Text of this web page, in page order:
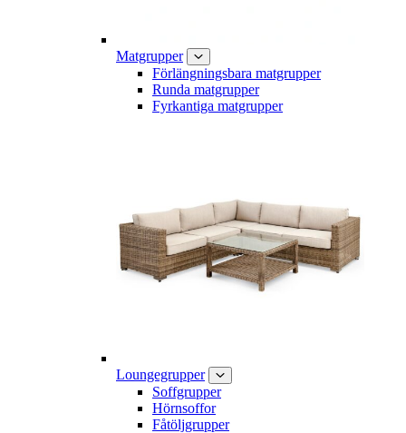
Matgrupper
Förlängningsbara matgrupper
Runda matgrupper
Fyrkantiga matgrupper
Loungegrupper
Soffgrupper
Hörnsoffor
Fåtöljgrupper